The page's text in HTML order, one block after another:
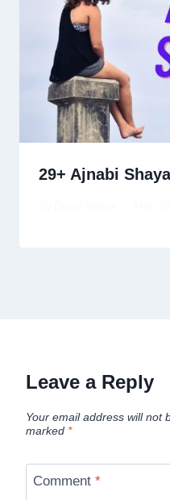
29+ Ajnabi
Leave a Reply
Your email address will not
marked *
Comment *